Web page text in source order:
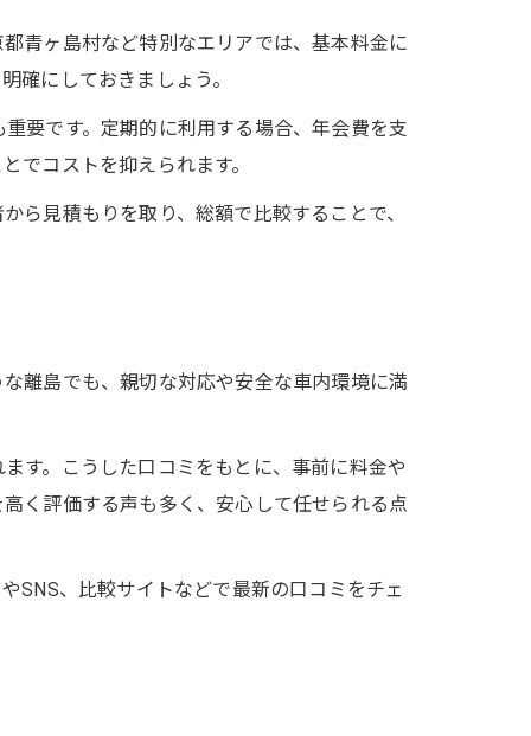
青ヶ島村など特別なエリアでは、基本料金に
確にしておきましょう。
要です。定期的に利用する場合、年会費を支
でコストを抑えられます。
ら見積もりを取り、総額で比較することで、
離島でも、親切な対応や安全な車内環境に満
す。こうした口コミをもとに、事前に料金や
く評価する声も多く、安心して任せられる点
SNS、比較サイトなどで最新の口コミをチェ